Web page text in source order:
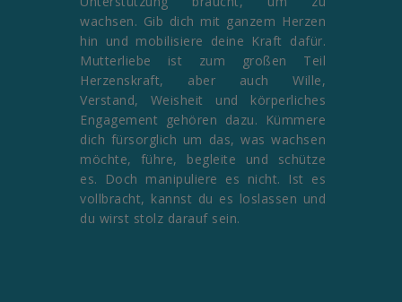
wachsen. Gib dich mit ganzem Herzen
hin und mobilisiere deine Kraft dafür.
Mutterliebe ist zum großen Teil
Herzenskraft, aber auch Wille,
Verstand, Weisheit und körperliches
Engagement gehören dazu. Kümmere
dich fürsorglich um das, was wachsen
möchte, führe, begleite und schütze
es. Doch manipuliere es nicht. Ist es
vollbracht, kannst du es loslassen und
du wirst stolz darauf sein.